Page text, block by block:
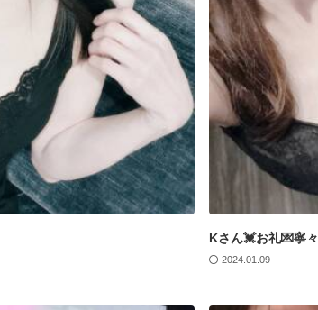
Kさん💓お礼💌寧々
2024.01.09